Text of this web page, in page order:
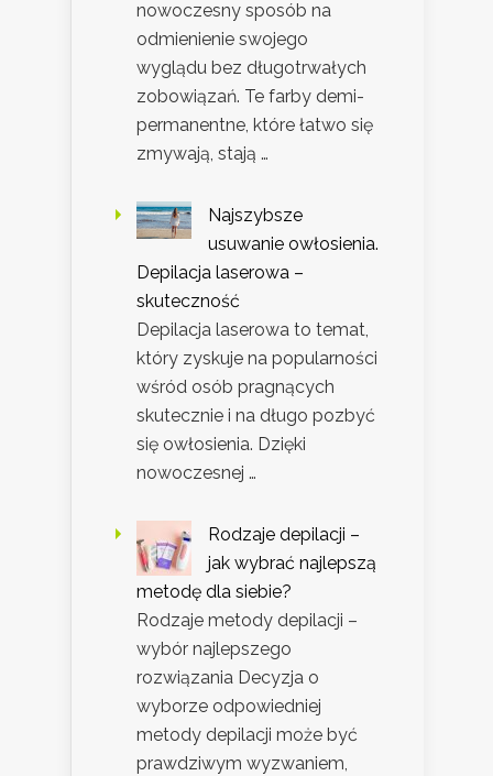
nowoczesny sposób na
odmienienie swojego
wyglądu bez długotrwałych
zobowiązań. Te farby demi-
permanentne, które łatwo się
zmywają, stają …
Najszybsze
usuwanie owłosienia.
Depilacja laserowa –
skuteczność
Depilacja laserowa to temat,
który zyskuje na popularności
wśród osób pragnących
skutecznie i na długo pozbyć
się owłosienia. Dzięki
nowoczesnej …
Rodzaje depilacji –
jak wybrać najlepszą
metodę dla siebie?
Rodzaje metody depilacji –
wybór najlepszego
rozwiązania Decyzja o
wyborze odpowiedniej
metody depilacji może być
prawdziwym wyzwaniem,